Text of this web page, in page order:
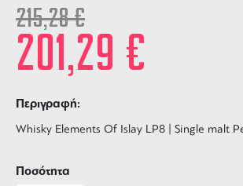
215,28€
201,29 €
Περιγραφή:
Whisky Elements Of Islay LP8 | Single malt
Ποσότητα